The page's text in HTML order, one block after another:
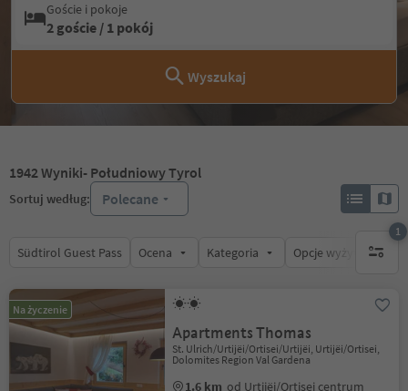
Goście i pokoje
2 goście / 1 pokój
Wyszukaj
1942Wyniki- Południowy Tyrol
Sortuj według: Polecane
Südtirol Guest Pass Ocena Kategoria Opcje wyżywienia
1
1
Na życzenie
Apartments Thomas
St. Ulrich/Urtijëi/Ortisei/Urtijëi, Urtijëi/Ortisei,
Dolomites Region Val Gardena
1.6 km od Urtijëi/Ortisei centrum